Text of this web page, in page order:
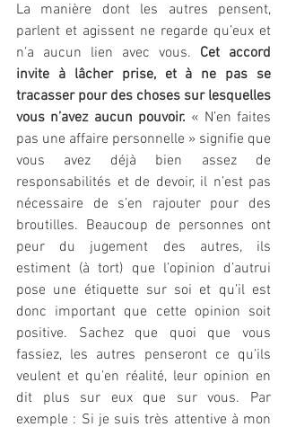
La manière dont les autres pensent,
parlent et agissent ne regarde qu’eux et
n’a aucun lien avec vous. Cet accord
invite à lâcher prise, et à ne pas se
tracasser pour des choses sur lesquelles
vous n’avez aucun pouvoir. « N’en faites
pas une affaire personnelle » signifie que
vous avez déjà bien assez de
responsabilités et de devoir, il n’est pas
nécessaire de s’en rajouter pour des
broutilles. Beaucoup de personnes ont
peur du jugement des autres, ils
estiment (à tort) que l’opinion d’autrui
pose une étiquette sur soi et qu’il est
donc important que cette opinion soit
positive. Sachez que quoi que vous
fassiez, les autres penseront ce qu’ils
veulent et qu’en réalité, leur opinion en
dit plus sur eux que sur vous. Par
exemple : Si je suis très attentive à mon